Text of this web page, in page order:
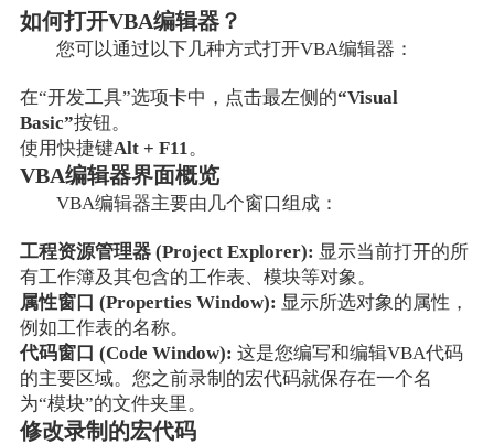
如何打开VBA编辑器？
您可以通过以下几种方式打开VBA编辑器：
在“开发工具”选项卡中，点击最左侧的“Visual
Basic”按钮。
使用快捷键Alt + F11。
VBA编辑器界面概览
VBA编辑器主要由几个窗口组成：
工程资源管理器 (Project Explorer): 显示当前打开的所
有工作簿及其包含的工作表、模块等对象。
属性窗口 (Properties Window): 显示所选对象的属性，
例如工作表的名称。
代码窗口 (Code Window): 这是您编写和编辑VBA代码
的主要区域。您之前录制的宏代码就保存在一个名
为“模块”的文件夹里。
修改录制的宏代码